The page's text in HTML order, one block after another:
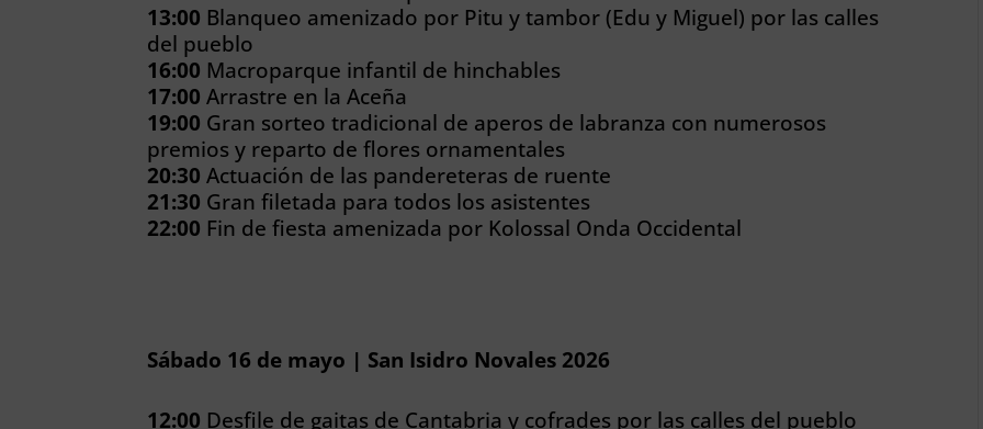
13:00 Blanqueo amenizado por Pitu y tambor (Edu y Miguel) por las calles
del pueblo
16:00 Macroparque infantil de hinchables
17:00 Arrastre en la Aceña
19:00 Gran sorteo tradicional de aperos de labranza con numerosos
premios y reparto de flores ornamentales
20:30 Actuación de las pandereteras de ruente
21:30 Gran filetada para todos los asistentes
22:00 Fin de fiesta amenizada por Kolossal Onda Occidental
Sábado 16 de mayo | San Isidro Novales 2026
12:00 Desfile de gaitas de Cantabria y cofrades por las calles del pueblo